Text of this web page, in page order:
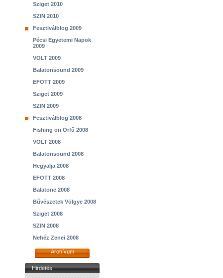
Sziget 2010
SZIN 2010
Fesztiválblog 2009
Pécsi Egyetemi Napok
2009
VOLT 2009
Balatonsound 2009
EFOTT 2009
Sziget 2009
SZIN 2009
Fesztiválblog 2008
Fishing on Orfű 2008
VOLT 2008
Balatonsound 2008
Hegyalja 2008
EFOTT 2008
Balatone 2008
Bűvészetek Völgye 2008
Sziget 2008
SZIN 2008
Nehéz Zenei 2008
Archívum
Hirdetés